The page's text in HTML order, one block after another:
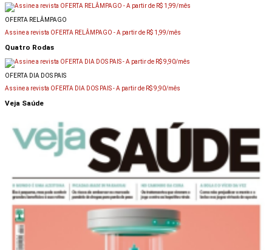
OFERTA RELÂMPAGO
Assine a revista OFERTA RELÂMPAGO -A partir de R$ 1,99/mês
Quatro Rodas
OFERTA DIA DOS PAIS
Assine a revista OFERTA DIA DOS PAIS -A partir de R$ 9,90/mês
Veja Saúde